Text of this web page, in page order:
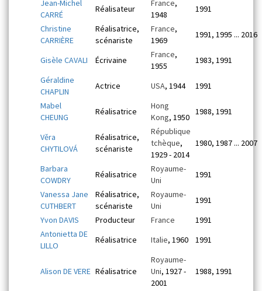
Jean-Michel
CARRÉ
Réalisateur
France,
1948
1991
Christine
CARRIÈRE
Réalisatrice,
scénariste
France,
1969
1991, 1995 ... 2016
Gisèle CAVALI Écrivaine
France,
1955
1983, 1991
Géraldine
CHAPLIN
Actrice USA, 1944
1991
Mabel
CHEUNG
Réalisatrice
Hong
Kong, 1950
1988, 1991
Věra
CHYTILOVÁ
Réalisatrice,
scénariste
République
tchèque,
1929 - 2014
1980, 1987 ... 2007
Barbara
COWDRY
Réalisatrice
Royaume-
Uni
1991
Vanessa Jane
CUTHBERT
Réalisatrice,
scénariste
Royaume-
Uni
1991
Yvon DAVIS
Producteur France
1991
Antonietta DE
LILLO
Réalisatrice Italie, 1960 1991
Alison DE VERE Réalisatrice
Royaume-
Uni, 1927 -
2001
1988, 1991